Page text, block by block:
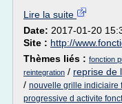
Lire la suite
Date: 2017-01-20
Site : http://
Thèmes liés : fonction
reintegration / reprise de
/ nouvelle grille indiciaire
progressive d activite